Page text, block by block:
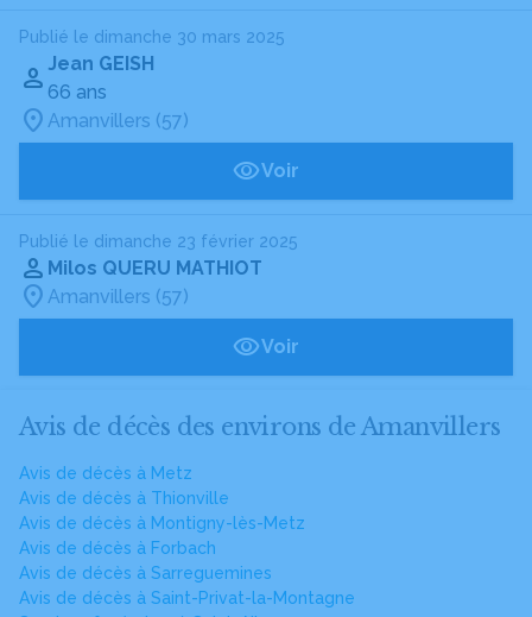
Publié le dimanche 30 mars 2025
Jean GEISH
66 ans
Amanvillers (57)
Voir
Publié le dimanche 23 février 2025
Milos QUERU MATHIOT
Amanvillers (57)
Voir
Avis de décès des environs de Amanvillers
Avis de décès à Metz
Avis de décès à Thionville
Avis de décès à Montigny-lès-Metz
Avis de décès à Forbach
Avis de décès à Sarreguemines
Avis de décès à Saint-Privat-la-Montagne